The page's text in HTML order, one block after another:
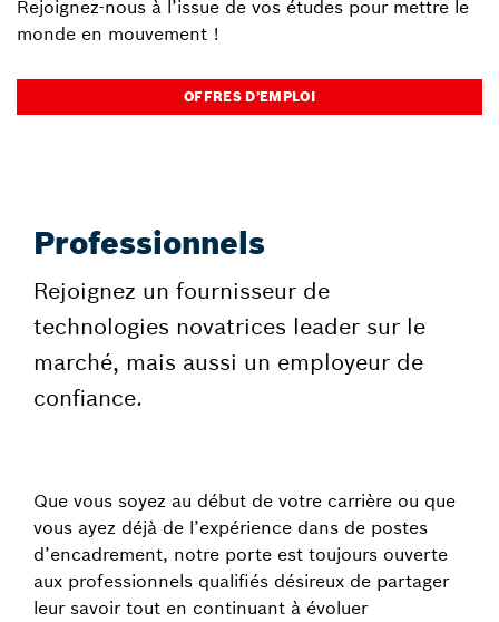
Rejoignez-nous à l’issue de vos études pour mettre le
monde en mouvement !
OFFRES D’EMPLOI
Professionnels
Rejoignez un fournisseur de
technologies novatrices leader sur le
marché, mais aussi un employeur de
confiance.
Que vous soyez au début de votre carrière ou que
vous ayez déjà de l’expérience dans de postes
d’encadrement, notre porte est toujours ouverte
aux professionnels qualifiés désireux de partager
leur savoir tout en continuant à évoluer